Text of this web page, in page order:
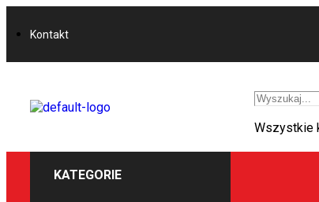
Kontakt
Wszystkie
KATEGORIE